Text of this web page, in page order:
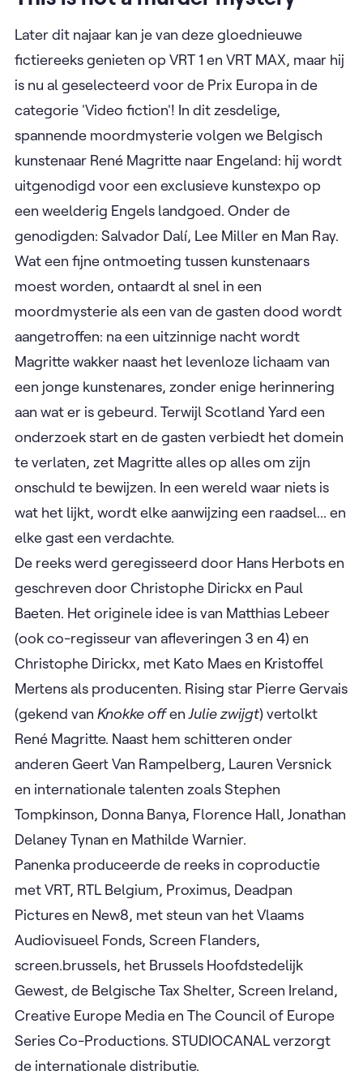
Later dit najaar kan je van deze gloednieuwe
fictiereeks genieten op VRT 1 en VRT MAX, maar hij
is nu al geselecteerd voor de Prix Europa in de
categorie 'Video fiction'! In dit zesdelige,
spannende moordmysterie volgen we Belgisch
kunstenaar René Magritte naar Engeland: hij wordt
uitgenodigd voor een exclusieve kunstexpo op
een weelderig Engels landgoed. Onder de
genodigden: Salvador Dalí, Lee Miller en Man Ray.
Wat een fijne ontmoeting tussen kunstenaars
moest worden, ontaardt al snel in een
moordmysterie als een van de gasten dood wordt
aangetroffen: na een uitzinnige nacht wordt
Magritte wakker naast het levenloze lichaam van
een jonge kunstenares, zonder enige herinnering
aan wat er is gebeurd. Terwijl Scotland Yard een
onderzoek start en de gasten verbiedt het domein
te verlaten, zet Magritte alles op alles om zijn
onschuld te bewijzen. In een wereld waar niets is
wat het lijkt, wordt elke aanwijzing een raadsel... en
elke gast een verdachte. ​
De reeks werd geregisseerd door Hans Herbots en
geschreven door Christophe Dirickx en Paul
Baeten. Het originele idee is van Matthias Lebeer
(ook co-regisseur van afleveringen 3 en 4) en
Christophe Dirickx, met Kato Maes en Kristoffel
Mertens als producenten. Rising star Pierre Gervais
(gekend van Knokke offenJulie zwijgt) vertolkt
René Magritte. Naast hem schitteren onder
anderen Geert Van Rampelberg, Lauren Versnick
en internationale talenten zoals Stephen
Tompkinson, Donna Banya, Florence Hall, Jonathan
Delaney Tynan en Mathilde Warnier.
Panenka produceerde de reeks in coproductie
met VRT, RTL Belgium, Proximus, Deadpan
Pictures en New8, met steun van het Vlaams
Audiovisueel Fonds, Screen Flanders,
screen.brussels, het Brussels Hoofdstedelijk
Gewest, de Belgische Tax Shelter, Screen Ireland,
Creative Europe Media en The Council of Europe
Series Co-Productions. STUDIOCANAL verzorgt
de internationale distributie.